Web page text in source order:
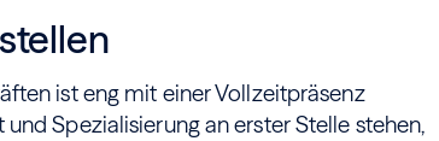
ist eng mit einer Vollzeitpräsenz
Spezialisierung an erster Stelle stehen,